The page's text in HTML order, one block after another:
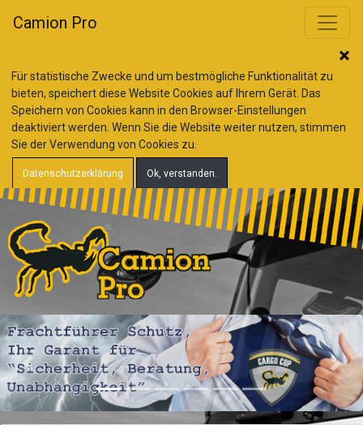
Für statistische Zwecke und um bestmögliche Funktionalität zu
bieten, speichert diese Website Cookies auf Ihrem Gerät. Das
Speichern von Cookies kann in den Browser-Einstellungen
deaktiviert werden. Wenn Sie die Website weiter nutzen, stimmen
Sie der Verwendung von Cookies zu.
Datenschutzerklärung Ok, verstanden.
Camion Pro
Zurück Vor